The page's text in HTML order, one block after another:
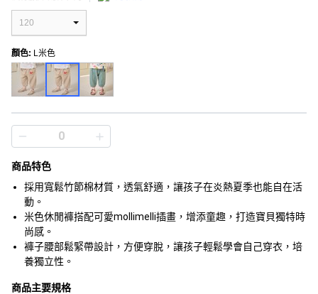
120
顏色: L米色
商品特色
採用寬鬆竹節棉材質，透氣舒適，讓孩子在炎熱夏季也能自在活
動。
米色休閒褲搭配可愛mollimelli插畫，增添童趣，打造寶貝獨特時
尚感。
褲子腰部鬆緊帶設計，方便穿脫，讓孩子輕鬆學會自己穿衣，培
養獨立性。
商品主要規格